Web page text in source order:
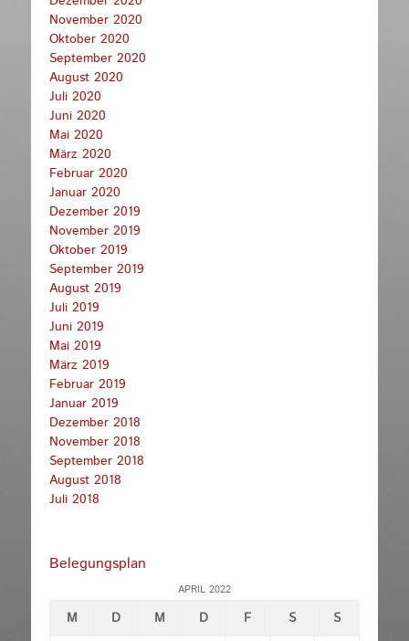
November 2020
Oktober 2020
September 2020
August 2020
Juli 2020
Juni 2020
Mai 2020
März 2020
Februar 2020
Januar 2020
Dezember 2019
November 2019
Oktober 2019
September 2019
August 2019
Juli 2019
Juni 2019
Mai 2019
März 2019
Februar 2019
Januar 2019
Dezember 2018
November 2018
September 2018
August 2018
Juli 2018
Belegungsplan
APRIL 2022
M D M D F S S